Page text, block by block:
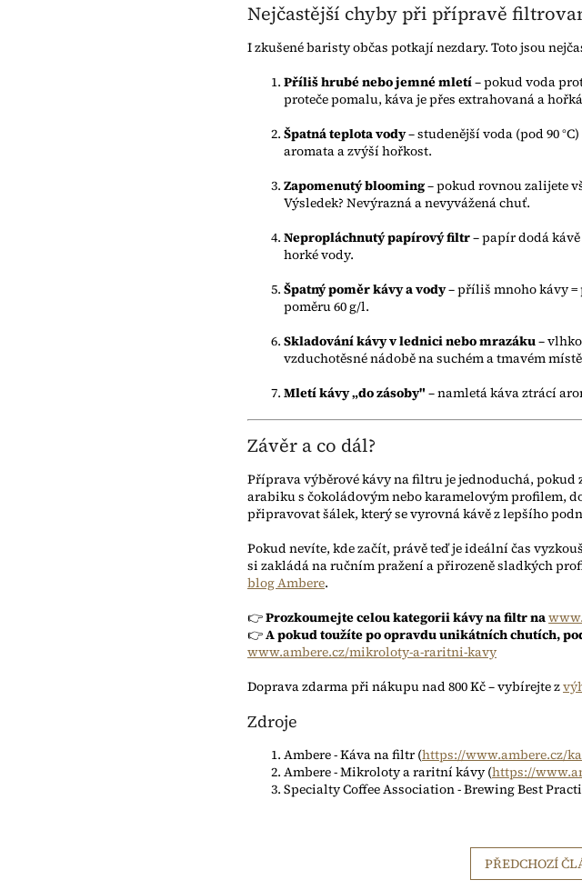
Nejčastější chyby při přípravě
I zkušené baristy občas potkají nezdary. Toto jsou
Příliš hrubé nebo jemné mletí– pokud voda
proteče pomalu, káva je přes extrahovaná a
Špatná teplota vody– studenější voda (pod 90
aromata a zvýší hořkost.
Zapomenutý blooming– pokud rovnou zalijete
Výsledek? Nevýrazná a nevyvážená chuť.
Nepropláchnutý papírový filtr– papír dodá
horké vody.
Špatný poměr kávy a vody– příliš mnoho kávy =
poměru 60 g/l.
Skladování kávy v lednici nebo mrazáku–
vzduchotěsné nádobě na suchém a tmavém
Mletí kávy „do zásoby" – namletá káva ztrácí
Závěr a co dál?
Příprava výběrové kávy na filtru je jednoduchá,
arabiku s čokoládovým nebo karamelovým profilem,
připravovat šálek, který se vyrovná kávě z lepšího
Pokud nevíte, kde začít, právě teď je ideální čas
si zakládá na ručním pražení a přirozeně sladkých
blog Ambere.
👉Prozkoumejte celou kategorii kávy na filtr na
👉A pokud toužíte po opravdu unikátních chutích,
www.ambere.cz/mikroloty-a-raritni-kavy
Doprava zdarma při nákupu nad 800 Kč – vybírejte z
Zdroje
Ambere - Káva na filtr (https://www.ambere.cz/
Ambere - Mikroloty a raritní kávy (https://
Specialty Coffee Association - Brewing Best
PŘEDCHOZÍ